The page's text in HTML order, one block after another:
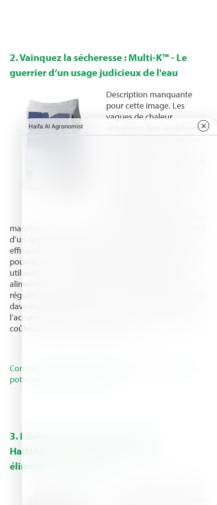
2. Vainquez la sécheresse : Multi-K™ - Le
guerrier d’un usage judicieux de l'eau
Description manquante
pour cette image. Les
vagues de chaleur
entraînent non seulement
manières. Premièrement, il favorise le développement
d’un système radiculaire fort et étendu qui aspire
efficacement l’eau du sol. Deuxièmement, il libère un
pouvoir caché - les plantes alimentées aux nitrates
utilisent l’eau 100 % plus efficacement que celles
alimentées en ammonium. De plus, Multi-K™ aide à
réguler la perte d'eau par les stomates, réduisant ainsi
davantage les besoins en eau. En outre, il empêche
l’accumulation de sel, éliminant ainsi le besoin d’une
coûteuse irrigation supplémentaire.
Comment choisir le bon produit à base de nitrate de
potassium pour vos cultures?
3. Libérez la puissance végétale :
HaifaStim™ - Le nec plus ultra des
éliminateurs de stress